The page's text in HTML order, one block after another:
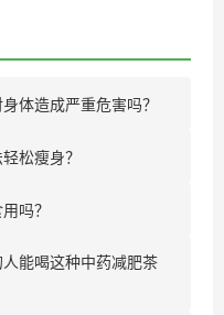
体造成严重危害吗？
松瘦身？
吗？
能喝这种中药减肥茶